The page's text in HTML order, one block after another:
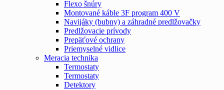
Flexo šnúry
Montované káble 3F program 400 V
Navijáky (bubny) a záhradné predlžovačky
Predlžovacie prívody
Prepäťové ochrany
Priemyselné vidlice
Meracia technika
Termostaty
Termostaty
Detektory